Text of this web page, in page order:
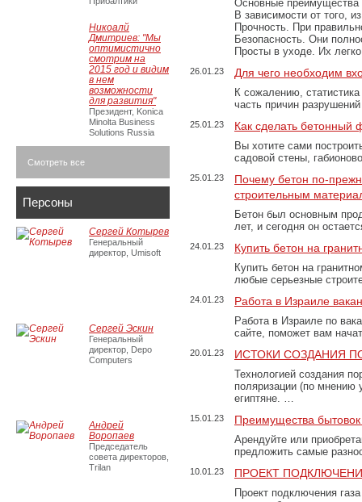
Основные преимущества
В зависимости от того,
Прочность. При
Безопасность. Они
Просты в уходе. Их
26.01.23 Для чего необходим
К сожалению,
часть причин
25.01.23 Как сделать бетонный
Вы хотите сами
садовой стены,
25.01.23
Почему бетон по-
строительным
Бетон был основным
лет, и сегодня он
24.01.23 Купить бетон на
Купить бетон на
любые серьезные
24.01.23 Работа в Израиле
Работа в Израиле по
сайте, поможет вам
20.01.23 ИСТОКИ СОЗДАНИЯ
Технологией создания
поляризации (по
египтяне. …
15.01.23 Преимущества
Арендуйте или
предложить самые
10.01.23 ПРОЕКТ
Проект подключения
Никоалй
Дмитриев: "Мы
оптимистично
смотрим на
2015 год и видим
в нем
возможности
для развития"
Президент, Konica
Minolta Business
Solutions Russia
Смотреть все
Персоны
Сергей Котырев
Генеральный
директор, Umisoft
Сергей Эскин
Генеральный
директор, Depo
Computers
Андрей
Воропаев
Председатель
совета директоров,
Trilan